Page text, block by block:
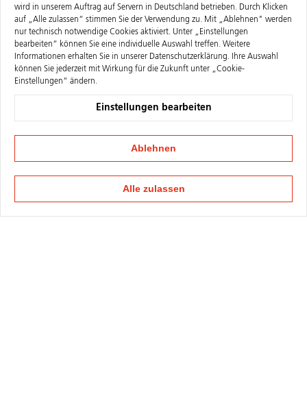
wird in unserem Auftrag auf Servern in Deutschland betrieben. Durch Klicken
auf „Alle zulassen“ stimmen Sie der Verwendung zu. Mit „Ablehnen" werden
nur technisch notwendige Cookies aktiviert. Unter „Einstellungen
bearbeiten“ können Sie eine individuelle Auswahl treffen. Weitere
Informationen erhalten Sie in unserer Datenschutzerklärung. Ihre Auswahl
können Sie jederzeit mit Wirkung für die Zukunft unter „Cookie-
Einstellungen“ ändern.
Einstellungen bearbeiten
Ablehnen
Alle zulassen